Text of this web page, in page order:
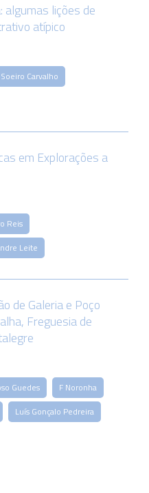
algumas lições de
atípico
Carvalho
em Explorações a
Reis
Leite
de Galeria e Poço
Freguesia de
Guedes
F Noronha
Luís Gonçalo Pedreira